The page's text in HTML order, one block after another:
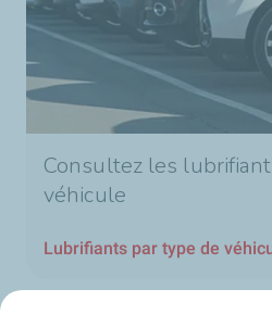
Consultez les
véhicule
Lubrifiants par type de